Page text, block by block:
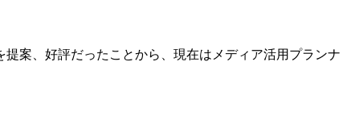
案、好評だったことから、現在はメディア活用プランナ